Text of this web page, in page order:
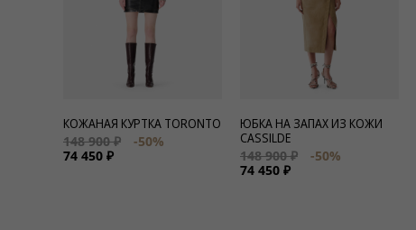
КОЖАНАЯ КУРТКА TORONTO
148 900 ₽
-50%
74 450 ₽
ЮБКА НА ЗАПАХ ИЗ КОЖИ
CASSILDE
148 900 ₽
-50%
74 450 ₽